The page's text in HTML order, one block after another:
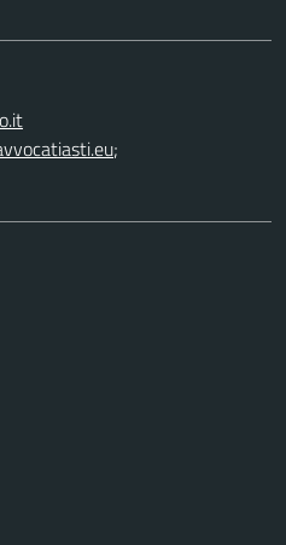
;